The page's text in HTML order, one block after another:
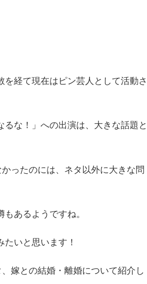
経て現在はピン芸人として活動さ
な！」への出演は、大きな話題と
ったのには、ネタ以外に大きな問
あるようですね。
いと思います！
嫁との結婚・離婚について紹介し